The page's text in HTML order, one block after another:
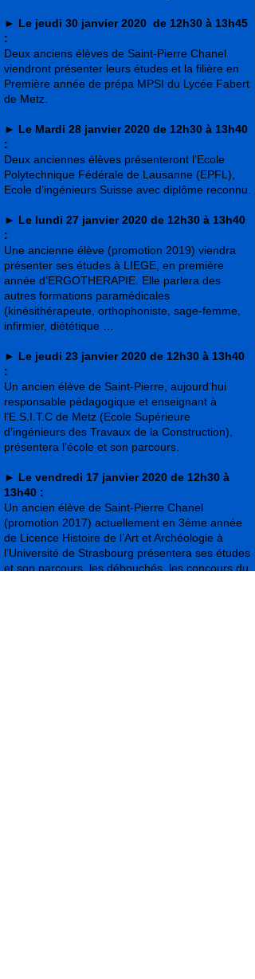
► Le jeudi 30 janvier 2020 de 12h30 à 13h45
:
Deux anciens élèves de Saint-Pierre Chanel
viendront présenter leurs études et la filière en
Première année de prépa MPSI du Lycée Fabert
de Metz.
► Le Mardi 28 janvier 2020 de 12h30 à 13h40
:
Deux anciennes élèves présenteront l’Ecole
Polytechnique Fédérale de Lausanne (EPFL),
Ecole d’ingénieurs Suisse avec diplôme reconnu.
► Le lundi 27 janvier 2020 de 12h30 à 13h40
:
Une ancienne élève (promotion 2019) viendra
présenter ses études à LIEGE, en première
année d’ERGOTHERAPIE. Elle parlera des
autres formations paramédicales
(kinésithérapeute, orthophoniste, sage-femme,
infirmier, diététique …
► Le jeudi 23 janvier 2020 de 12h30 à 13h40
:
Un ancien élève de Saint-Pierre, aujourd’hui
responsable pédagogique et enseignant à
l’E.S.I.T.C de Metz (Ecole Supérieure
d’ingénieurs des Travaux de la Construction),
présentera l’école et son parcours.
► Le vendredi 17 janvier 2020 de 12h30 à
13h40 :
Un ancien élève de Saint-Pierre Chanel
(promotion 2017) actuellement en 3ème année
de Licence Histoire de l’Art et Archéologie à
l’Université de Strasbourg présentera ses études
et son parcours, les débouchés, les concours du